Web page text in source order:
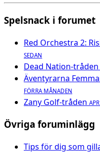
Spelsnack i forumet
Red Orchestra 2:
SEDAN
Dead Nation-tråden
Äventyrarna
FÖRRA MÅNADEN
Zany Golf-tråden
Övriga foruminlägg
Tips för dig som